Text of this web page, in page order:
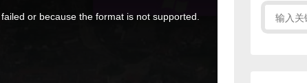
or because the format is not supported.